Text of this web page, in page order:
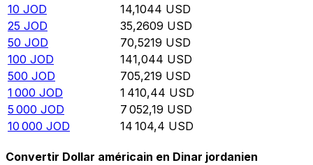
10 JOD 14,1044 USD
25 JOD 35,2609 USD
50 JOD 70,5219 USD
100 JOD 141,044 USD
500 JOD 705,219 USD
1 000 JOD 1 410,44 USD
5 000 JOD 7 052,19 USD
10 000 JOD 14 104,4 USD
Convertir Dollar américain en Dinar jordanien